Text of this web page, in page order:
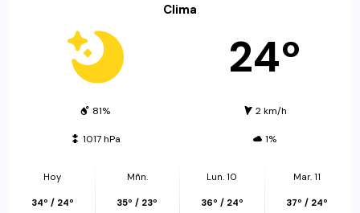
Clima
24º
81% 2 km/h
1017 hPa 1%
Hoy
34º / 24º
Mñn.
35º / 23º
Lun. 10
36º / 24º
Mar. 11
37º / 24º